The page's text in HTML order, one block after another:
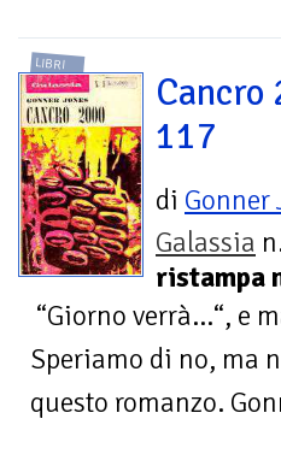
LIBRI
Cancro
117
di Gonner
Galassia
ristampa
“Giorno verrà…“, e
Speriamo di no, ma
questo romanzo.